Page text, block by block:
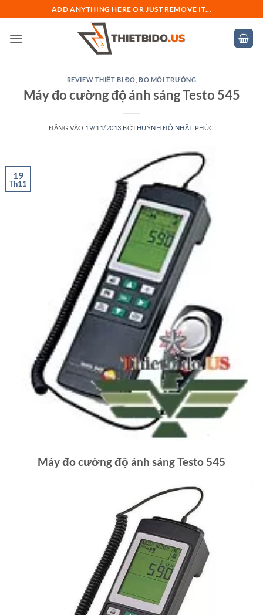
qua
nội
ADD ANYTHING HERE OR JUST REMOVE IT...
REVIEW THIẾT BỊ ĐO ĐO MÔI TRƯỜNG
Máy đo cường độ ánh sáng Testo 545
ĐĂNG VÀO 19/11/2013 BỞI HUỲNH ĐỖ NHẬT PHÚC
19
Th11
Máy đo cường độ ánh sáng Testo 545